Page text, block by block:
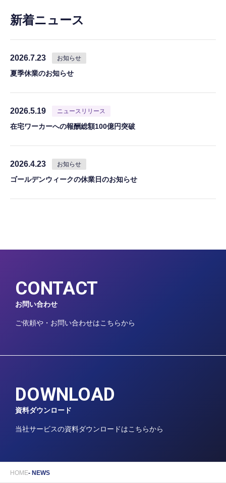
新着ニュース
2026.7.23 お知らせ
夏季休業のお知らせ
2026.5.19 ニュースリリース
在宅ワーカーへの報酬総額100億円突破
2026.4.23 お知らせ
ゴールデンウィークの休業日のお知らせ
CONTACT
お問い合わせ
ご依頼や・お問い合わせはこちらから
DOWNLOAD
資料ダウンロード
当社サービスの資料ダウンロードはこちらから
HOME NEWS